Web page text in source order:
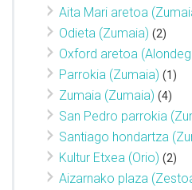
Aita Mari aretoa
Odieta (Zumaia) (2)
Oxford aretoa
Parrokia (Zumaia) (1)
Zumaia (Zumaia) (4)
San Pedro parrokia
Santiago hondartza
Kultur Etxea (Orio) (2)
Aizarnako plaza